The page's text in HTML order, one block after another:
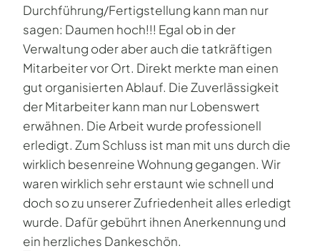
Durchführung/Fertigstellung kann man nur
sagen: Daumen hoch!!! Egal ob in der
Verwaltung oder aber auch die tatkräftigen
Mitarbeiter vor Ort. Direkt merkte man einen
gut organisierten Ablauf. Die Zuverlässigkeit
der Mitarbeiter kann man nur Lobenswert
erwähnen. Die Arbeit wurde professionell
erledigt. Zum Schluss ist man mit uns durch die
wirklich besenreine Wohnung gegangen. Wir
waren wirklich sehr erstaunt wie schnell und
doch so zu unserer Zufriedenheit alles erledigt
wurde. Dafür gebührt ihnen Anerkennung und
ein herzliches Dankeschön.